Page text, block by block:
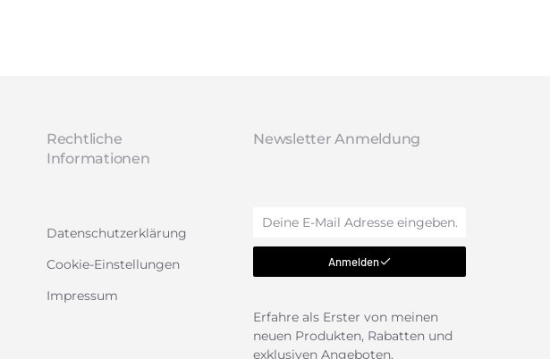
Rechtliche
Informationen
Datenschutzerklärung
Cookie-Einstellungen
Impressum
Newsletter Anmeldung
Anmelden
Erfahre als Erster von meinen
neuen Produkten, Rabatten und
exklusiven Angeboten.